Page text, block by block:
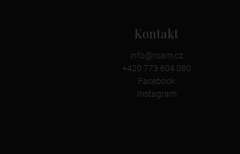
Kontakt
info@roam.cz
+420 773 604 080
Facebook
Instagram